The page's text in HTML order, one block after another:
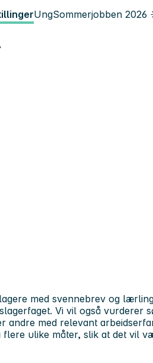
UngSommerjobben 2026
med svennebrev og
Vi vil også vurderer
andre med relevant
ulike måter, slik at det vil